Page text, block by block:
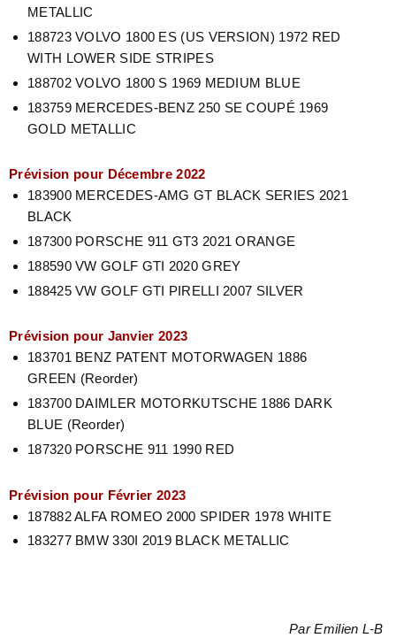
METALLIC
188723 VOLVO 1800 ES (US VERSION) 1972 RED
WITH LOWER SIDE STRIPES
188702 VOLVO 1800 S 1969 MEDIUM BLUE
183759 MERCEDES-BENZ 250 SE COUPÉ 1969
GOLD METALLIC
Prévision pour Décembre 2022
183900 MERCEDES-AMG GT BLACK SERIES 2021
BLACK
187300 PORSCHE 911 GT3 2021 ORANGE
188590 VW GOLF GTI 2020 GREY
188425 VW GOLF GTI PIRELLI 2007 SILVER
Prévision pour Janvier 2023
183701 BENZ PATENT MOTORWAGEN 1886
GREEN (Reorder)
183700 DAIMLER MOTORKUTSCHE 1886 DARK
BLUE (Reorder)
187320 PORSCHE 911 1990 RED
Prévision pour Février 2023
187882 ALFA ROMEO 2000 SPIDER 1978 WHITE
183277 BMW 330I 2019 BLACK METALLIC
Par Emilien L-B